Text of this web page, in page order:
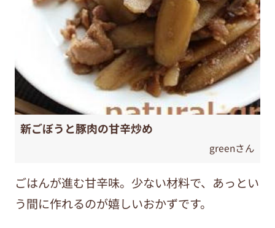
新ごぼうと豚肉の甘辛炒め
greenさん
ごはんが進む甘辛味。少ない材料で、あっとい
う間に作れるのが嬉しいおかずです。